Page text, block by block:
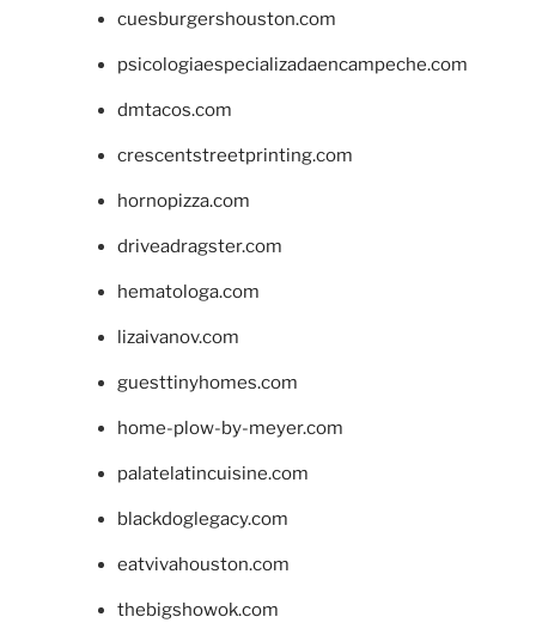
cuesburgershouston.com
psicologiaespecializadaencampeche.com
dmtacos.com
crescentstreetprinting.com
hornopizza.com
driveadragster.com
hematologa.com
lizaivanov.com
guesttinyhomes.com
home-plow-by-meyer.com
palatelatincuisine.com
blackdoglegacy.com
eatvivahouston.com
thebigshowok.com